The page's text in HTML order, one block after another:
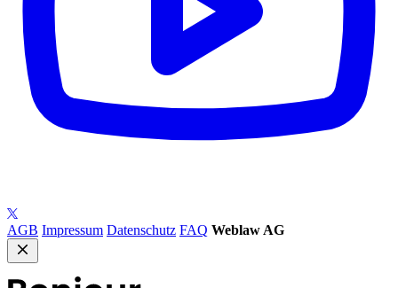
AGB Impressum Datenschutz FAQ Weblaw AG